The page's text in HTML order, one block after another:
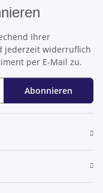
Ihrer
jederzeit widerruflich
per E-Mail zu.
Abonnieren